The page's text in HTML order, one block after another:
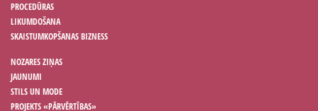
PROCEDŪRAS
LIKUMDOŠANA
SKAISTUMKOPŠANAS BIZNESS
NOZARES ZIŅAS
JAUNUMI
STILS UN MODE
PROJEKTS «PĀRVĒRTĪBAS»